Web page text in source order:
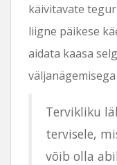
käivitavate
liigne päikese
aidata kaasa
Tervikliku
tervisele,
võib olla